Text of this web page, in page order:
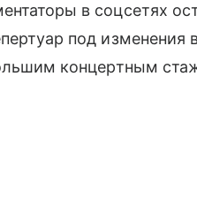
в соцсетях
под
концертным